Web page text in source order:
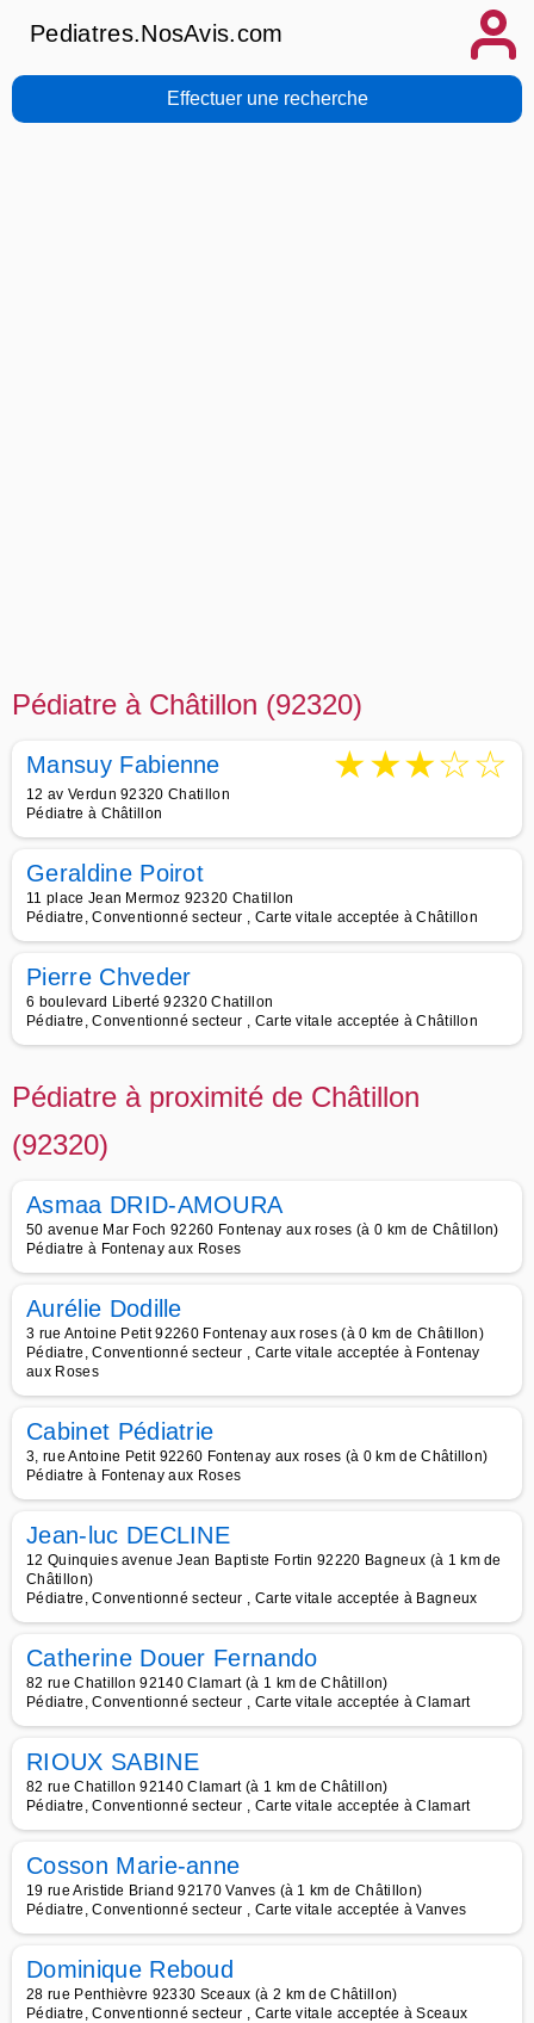
Pediatres.NosAvis.com
Effectuer une recherche
Pédiatre à Châtillon (92320)
Mansuy Fabienne ★★★☆☆
12 av Verdun 92320 Chatillon
Pédiatre à Châtillon
Geraldine Poirot
11 place Jean Mermoz 92320 Chatillon
Pédiatre, Conventionné secteur , Carte vitale acceptée à Châtillon
Pierre Chveder
6 boulevard Liberté 92320 Chatillon
Pédiatre, Conventionné secteur , Carte vitale acceptée à Châtillon
Pédiatre à proximité de Châtillon
(92320)
Asmaa DRID-AMOURA
50 avenue Mar Foch 92260 Fontenay aux roses (à 0 km de Châtillon)
Pédiatre à Fontenay aux Roses
Aurélie Dodille
3 rue Antoine Petit 92260 Fontenay aux roses (à 0 km de Châtillon)
Pédiatre, Conventionné secteur , Carte vitale acceptée à Fontenay
aux Roses
Cabinet Pédiatrie
3, rue Antoine Petit 92260 Fontenay aux roses (à 0 km de Châtillon)
Pédiatre à Fontenay aux Roses
Jean-luc DECLINE
12 Quinquies avenue Jean Baptiste Fortin 92220 Bagneux (à 1 km de
Châtillon)
Pédiatre, Conventionné secteur , Carte vitale acceptée à Bagneux
Catherine Douer Fernando
82 rue Chatillon 92140 Clamart (à 1 km de Châtillon)
Pédiatre, Conventionné secteur , Carte vitale acceptée à Clamart
RIOUX SABINE
82 rue Chatillon 92140 Clamart (à 1 km de Châtillon)
Pédiatre, Conventionné secteur , Carte vitale acceptée à Clamart
Cosson Marie-anne
19 rue Aristide Briand 92170 Vanves (à 1 km de Châtillon)
Pédiatre, Conventionné secteur , Carte vitale acceptée à Vanves
Dominique Reboud
28 rue Penthièvre 92330 Sceaux (à 2 km de Châtillon)
Pédiatre, Conventionné secteur , Carte vitale acceptée à Sceaux